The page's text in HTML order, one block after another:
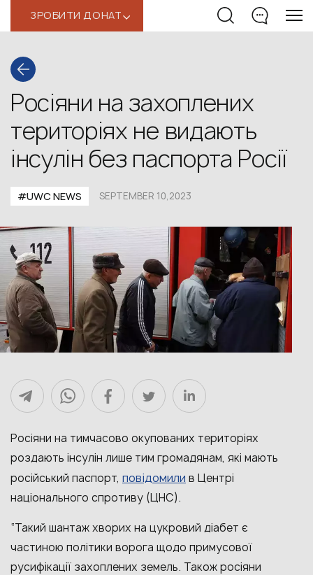
ЗРОБИТИ ДОНАТ‹
Росіяни на захоплених
територіях не видають
інсулін без паспорта Росії
#UWС NEWS SEPTEMBER 10,2023
Росіяни на тимчасово окупованих територіях
роздають інсулін лише тим громадянам, які мають
російський паспорт, повідомили в Центрі
національного спротиву (ЦНС).
“Такий шантаж хворих на цукровий діабет є
частиною політики ворога щодо примусової
русифікації захоплених земель. Також росіяни